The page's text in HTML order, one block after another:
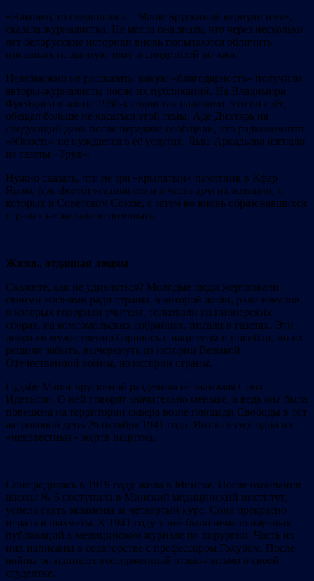
«Наконец-то свершилось – Маше Брускиной вернули имя», –
сказала журналистка. Не могла она знать, что через несколько
лет белорусские историки вновь попытаются обличить
писавших на данную тему и свидетелей во лжи.
Невозможно не рассказать, какую «благодарность» получили
авторы-журналисты после их публикаций. На Владимира
Фрейдина в конце 1960-х годов так надавили, что он слёг,
обещал больше не касаться этой темы. Аде Дихтярь на
следующий день после передачи сообщили, что радиокомитет
«Юность» не нуждается в её услугах. Льва Аркадьева изгнали
из газеты «Труд».
Нужно сказать, что не зря «крылатый» памятник в Кфар-
Яроке (см. фото) установлен и в честь других женщин, о
которых в Советском Союзе, а затем во вновь образовавшихся
странах не желали вспоминать.
Жизнь, отданная людям
Скажите, как не удивляться? Молодые люди жертвовали
своими жизнями ради страны, в которой жили, ради идеалов,
о которых говорили учителя, толковали на пионерских
сборах, на комсомольских собраниях, писали в газетах. Эти
девушки мужественно боролись с нацизмом и погибли, но их
решили забыть, вычеркнуть из истории Великой
Отечественной войны, из истории страны.
Судьбу Маши Брускиной разделила её знакомая Соня
Идельсон. О ней говорят значительно меньше, а ведь она была
повешена на территории сквера возле площади Свободы в тот
же роковой день 26 октября 1941 года. Вот вам ещё одна из
«неизвестных» жертв нацизма.
Соня родилась в 1919 году, жила в Минске. После окончания
школы № 5 поступила в Минский медицинский институт,
успела сдать экзамены за четвёртый курс. Соня прекрасно
играла в шахматы. К 1941 году у неё было немало научных
публикаций в медицинском журнале по хирургии. Часть из
них написаны в соавторстве с профессором Голубом. После
войны он напишет восторженный отзыв-письмо о своей
студентке.